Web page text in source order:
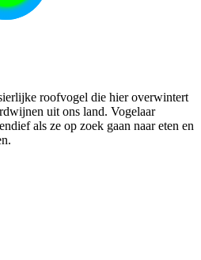
roofvogel die hier overwintert
uit ons land. Vogelaar
als ze op zoek gaan naar eten en